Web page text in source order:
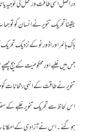
دراصل اسی طاقت ور عمل کی توجیہ یا
یقیناً‌ تحریک تنویر نے انسان کو
ہاک ہائمر اور اڈورنو کے نزدیک
جس میں غلبے اور محکومیت کے
تنویر نے طاقت کے انہی رجحانات کو
اس لحاظ سے تحریک تنویر غلبے کے
ہو گئے۔ اس نے آزادی کے